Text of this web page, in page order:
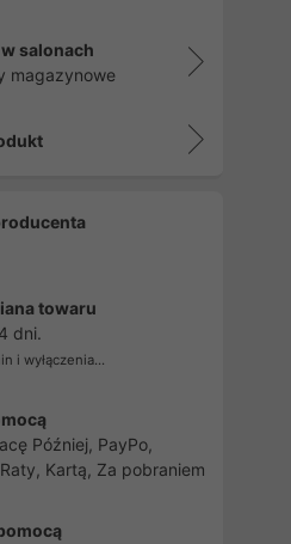
salonach
magazynowe
towaru
dni.
i wyłączenia...
Później, PayPo,
Kartą, Za pobraniem